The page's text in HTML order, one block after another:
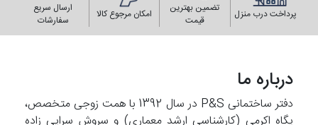
پرداخت درب منزل
تضمین بهترین
قیمت
امکان مرجوع کالا
ارسال سریع
سفارشات
درباره ما
دفتر ساختمانی P&S در سال 1392 با همت زوجی متخصص،